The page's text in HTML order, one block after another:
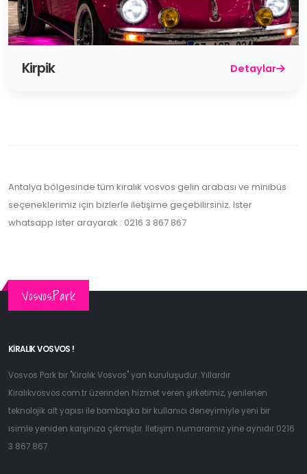
Kirpik Detaylar
Antalya bölgesinde tüm kiralık vosvos gelin arabası ve minibüs
seçeneklerimiz için bizlerle iletişime geçebilirsiniz. Ister
whatsapp ister arayarak : 0216 3 867 867
Vosvos.Park
KIRALIK VOSVOS !
Vosvos Park bir "Kiralık Vosvos" yan kuruluşudur. Yıllardır
Kiralıkvosvos.com.tr üzerinden hizmet veren şirketimiz, yenilenen
teknolojik alt yapısı ile bambaşka bir kullanıcı deneyimiyle yeni bir
isimle yeniden karşınıza çıkmıştır. İletişim numaramız yine aynıdır 0216
3 867 867